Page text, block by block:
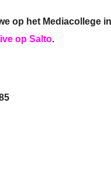
op het Mediacollege
op Salto.